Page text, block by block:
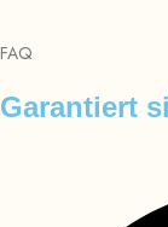
FAQ
Garantiert